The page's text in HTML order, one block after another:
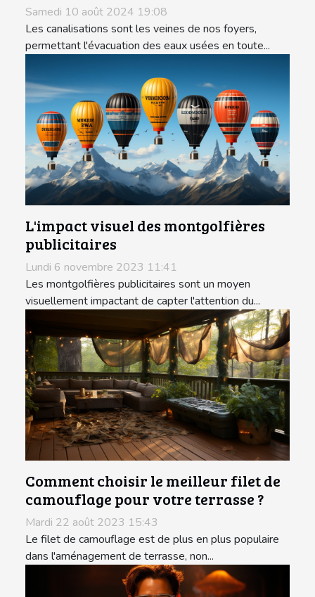
Samedi 10 août 2024 19:08
Les canalisations sont les veines de nos foyers,
permettant l'évacuation des eaux usées en toute...
L'impact visuel des montgolfières
publicitaires
Lundi 6 novembre 2023 11:41
Les montgolfières publicitaires sont un moyen
visuellement impactant de capter l'attention du...
Comment choisir le meilleur filet de
camouflage pour votre terrasse ?
Mardi 22 août 2023 15:43
Le filet de camouflage est de plus en plus populaire
dans l'aménagement de terrasse, non...